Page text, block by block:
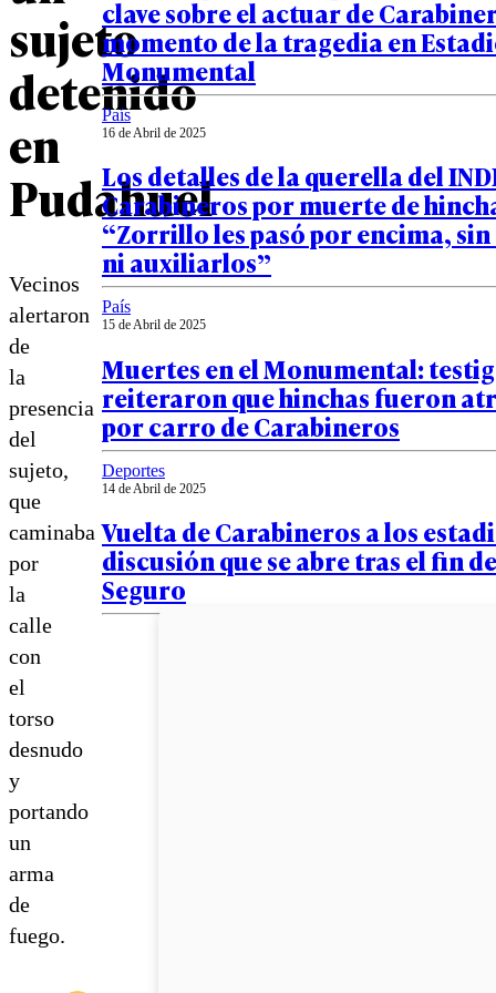
sujeto
detenido
en
Pudahuel
Vecinos
alertaron
de
la
presencia
del
sujeto,
que
caminaba
por
la
calle
con
el
torso
desnudo
y
portando
un
arma
de
fuego.
clave sobre el actuar de
momento de la tragedia en
Monumental
País
16 de Abril de 2025
Los detalles de la querella del
Carabineros por muerte de
“Zorrillo les pasó por encima,
ni auxiliarlos”
País
15 de Abril de 2025
Muertes en el Monumental:
reiteraron que hinchas fueron
por carro de Carabineros
Deportes
14 de Abril de 2025
Vuelta de Carabineros a los
discusión que se abre tras el fin
Seguro